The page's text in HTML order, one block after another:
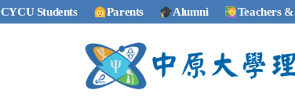
CYCU Students Parents Alumni Teachers